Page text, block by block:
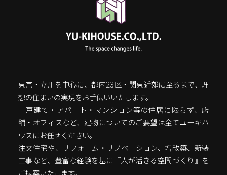
東京・立川を中心に、都内23区・関東近郊に至るまで、理
想の住まいの実現をお手伝いいたします。
一戸建て・アパート・マンション等の住居に限らず、店
舗・オフィスなど、建物についてのご要望は全てユーキハ
ウスにお任せください。
注文住宅や、リフォーム・リノベーション、増改築、新装
工事など、豊富な経験を基に『人が活きる空間づくり』を
ご提案いたします。